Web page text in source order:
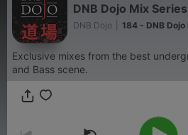
DNB Dojo Mix Series
DNB Dojo 184 - DNB
Exclusive mixes from the best
and Bass scene.